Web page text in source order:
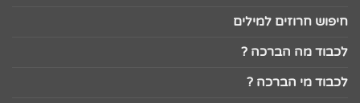
חיפוש חרוזים למילים
לכבוד מה הברכה ?
לכבוד מי הברכה ?